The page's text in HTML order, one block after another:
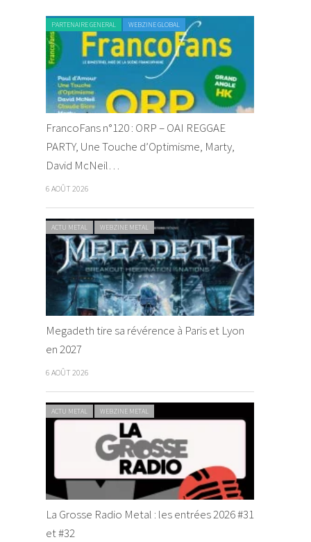
PARTENAIRE GENERAL WEBZINE GLOBAL
FrancoFans n°120 : ORP – OAI REGGAE
PARTY, Une Touche d’Optimisme, Marty,
David McNeil…
6 AOÛT 2026
ACTU METAL WEBZINE METAL
Megadeth tire sa révérence à Paris et Lyon
en 2027
6 AOÛT 2026
ACTU METAL WEBZINE METAL
La Grosse Radio Metal : les entrées 2026 #31
et #32